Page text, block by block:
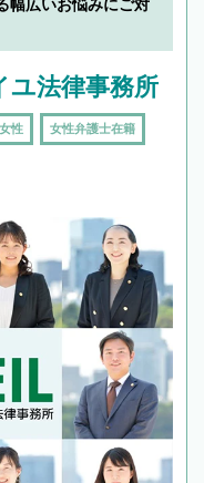
してウマが合う方に依
幅広いお悩みにご対
ユ法律事務所
性 女性弁護士在籍